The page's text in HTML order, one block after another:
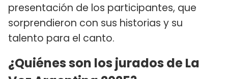
presentación de los participantes, que
sorprendieron con sus historias y su
talento para el canto.
¿Quiénes son los jurados de La